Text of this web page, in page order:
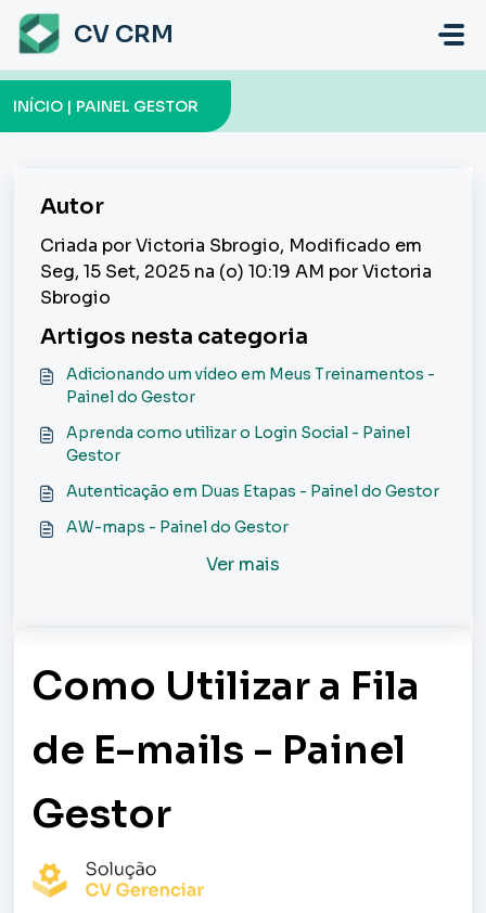
Ir para o conteúdo principal
CV CRM
INÍCIO | PAINEL GESTOR
Autor
Criada por Victoria Sbrogio, Modificado em
Seg, 15 Set, 2025 na (o) 10:19 AM por Victoria
Sbrogio
Artigos nesta categoria
Adicionando um vídeo em Meus Treinamentos -
Painel do Gestor
Aprenda como utilizar o Login Social - Painel
Gestor
Autenticação em Duas Etapas - Painel do Gestor
AW-maps - Painel do Gestor
Ver mais
Como Utilizar a Fila
de E-mails - Painel
Gestor